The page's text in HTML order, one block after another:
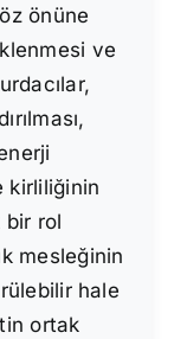
önüne
ve
kirliliğinin
bir rol
mesleğinin
hale
ortak